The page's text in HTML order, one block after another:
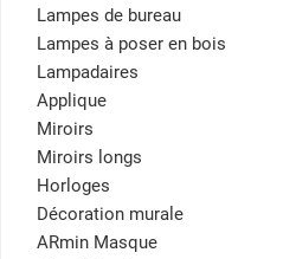
Lampes de bureau
Lampes à poser en bois
Lampadaires
Applique
Miroirs
Miroirs longs
Horloges
Décoration murale
ARmin Masque